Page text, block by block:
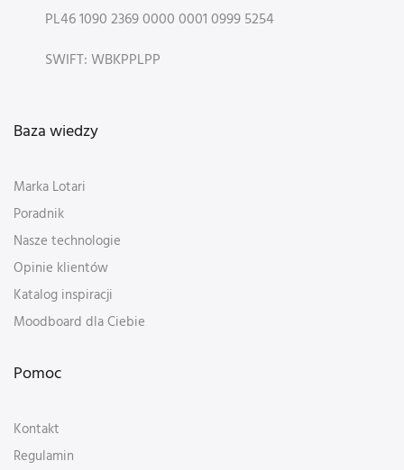
PL46 1090 2369 0000 0001 0999 5254
SWIFT: WBKPPLPP
Baza wiedzy
Marka Lotari
Poradnik
Nasze technologie
Opinie klientów
Katalog inspiracji
Moodboard dla Ciebie
Pomoc
Kontakt
Regulamin